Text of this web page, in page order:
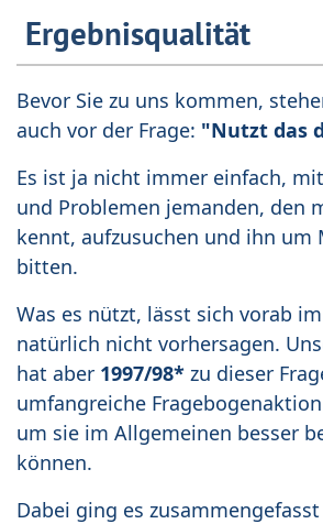
Ergebnisqualität
Bevor Sie zu uns kommen,
auch vor der Frage: "Nutzt das
Es ist ja nicht immer einfach,
und Problemen jemanden, den
kennt, aufzusuchen und ihn um
bitten.
Was es nützt, lässt sich vorab
natürlich nicht vorhersagen.
hat aber 1997/98* zu dieser
umfangreiche
um sie im Allgemeinen besser
können.
Dabei ging es